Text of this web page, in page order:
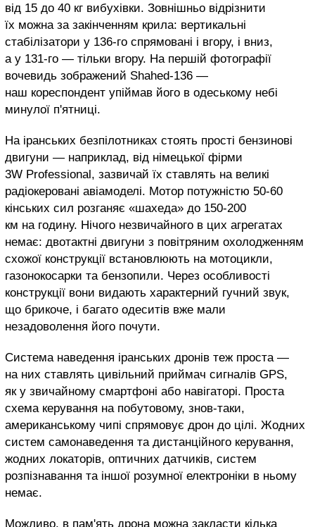
від 15 до 40 кг вибухівки. Зовнішньо відрізнити
їх можна за закінченням крила: вертикальні
стабілізатори у 136-го спрямовані і вгору, і вниз,
а у 131-го — тільки вгору. На першій фотографії
вочевидь зображений Shahed-136 —
наш кореспондент упіймав його в одеському небі
минулої п'ятниці.
На іранських безпілотниках стоять прості бензинові
двигуни — наприклад, від німецької фірми
3W Professional, зазвичай їх ставлять на великі
радіокеровані авіамоделі. Мотор потужністю 50-60
кінських сил розганяє «шахеда» до 150-200
км на годину. Нічого незвичайного в цих агрегатах
немає: двотактні двигуни з повітряним охолодженням
схожої конструкції встановлюють на мотоцикли,
газонокосарки та бензопили. Через особливості
конструкції вони видають характерний гучний звук,
що брикоче, і багато одеситів вже мали
незадоволення його почути.
Система наведення іранських дронів теж проста —
на них ставлять цивільний приймач сигналів GPS,
як у звичайному смартфоні або навігаторі. Проста
схема керування на побутовому, знов-таки,
американському чипі спрямовує дрон до цілі. Жодних
систем самонаведення та дистанційного керування,
жодних локаторів, оптичних датчиків, систем
розпізнавання та іншої розумної електроніки в ньому
немає.
Можливо, в пам'ять дрона можна закласти кілька